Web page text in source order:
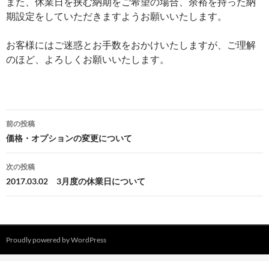
期設定をしていただきますようお願いいたします。
お客様にはご迷惑とお手数をおかけいたしますが、ご理解
のほど、よろしくお願いいたします。
投
稿
ナ
ビ
ゲ
ー
シ
前の投稿
価格・オプションの変更について
次の投稿
2017.03.02 3月度の休業日について
Proudly powered by WordPress